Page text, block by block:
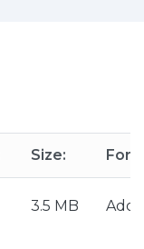
Size:
3.5 MB